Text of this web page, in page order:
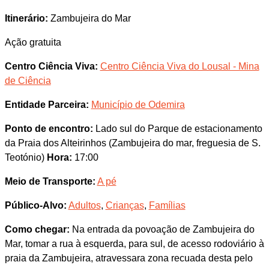
Itinerário: Zambujeira do Mar
Ação gratuita
Centro Ciência Viva: Centro Ciência Viva do Lousal - Mina
de Ciência
Entidade Parceira: Município de Odemira
Ponto de encontro: Lado sul do Parque de estacionamento
da Praia dos Alteirinhos (Zambujeira do mar, freguesia de S.
Teotónio) Hora: 17:00
Meio de Transporte: A pé
Público-Alvo: Adultos, Crianças, Famílias
Como chegar: Na entrada da povoação de Zambujeira do
Mar, tomar a rua à esquerda, para sul, de acesso rodoviário à
praia da Zambujeira, atravessara zona recuada desta pelo